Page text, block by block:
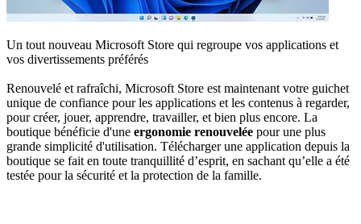
Un tout nouveau Microsoft Store qui regroupe vos applications et
vos divertissements préférés
Renouvelé et rafraîchi, Microsoft Store est maintenant votre guichet
unique de confiance pour les applications et les contenus à regarder,
pour créer, jouer, apprendre, travailler, et bien plus encore. La
boutique bénéficie d'une ergonomie renouvelée pour une plus
grande simplicité d'utilisation. Télécharger une application depuis la
boutique se fait en toute tranquillité d’esprit, en sachant qu’elle a été
testée pour la sécurité et la protection de la famille.